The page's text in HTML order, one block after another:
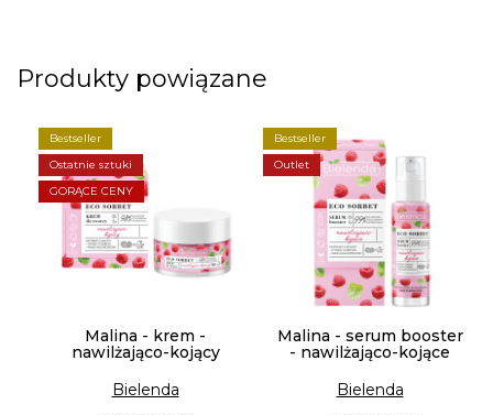
Produkty powiązane
Bestseller
Ostatnie sztuki
GORĄCE CENY
Malina - krem -
nawilżająco-kojący
Bielenda
Bestseller
Outlet
Malina - serum booster
- nawilżająco-kojące
Bielenda